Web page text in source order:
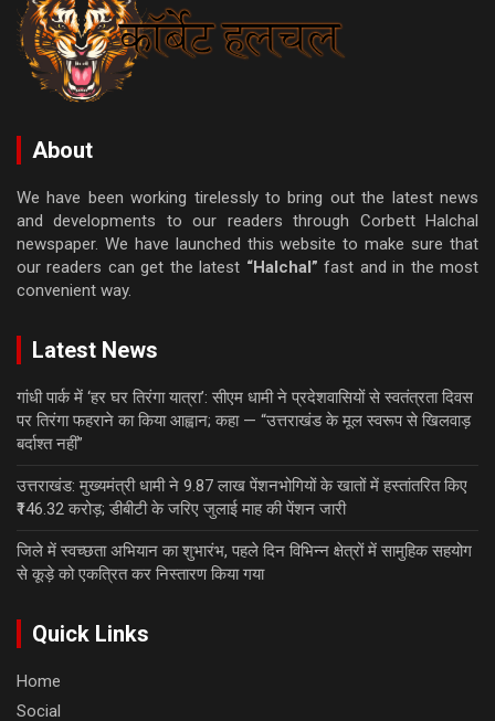
About
We have been working tirelessly to bring out the latest news
and developments to our readers through Corbett Halchal
newspaper. We have launched this website to make sure that
our readers can get the latest “Halchal” fast and in the most
convenient way.
Latest News
गांधी पार्क में ‘हर घर तिरंगा यात्रा’: सीएम धामी ने प्रदेशवासियों से स्वतंत्रता दिवस
पर तिरंगा फहराने का किया आह्वान; कहा — “उत्तराखंड के मूल स्वरूप से खिलवाड़
बर्दाश्त नहीं”
उत्तराखंड: मुख्यमंत्री धामी ने 9.87 लाख पेंशनभोगियों के खातों में हस्तांतरित किए
₹146.32 करोड़; डीबीटी के जरिए जुलाई माह की पेंशन जारी
जिले में स्वच्छता अभियान का शुभारंभ, पहले दिन विभिन्न क्षेत्रों में सामुहिक सहयोग
से कूड़े को एकत्रित कर निस्तारण किया गया
Quick Links
Home
Social